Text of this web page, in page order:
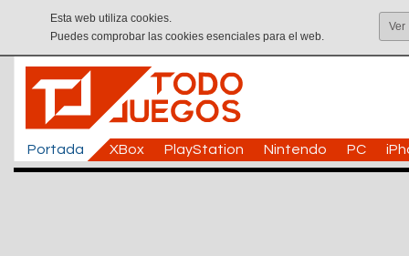
Esta web utiliza cookies.
Puedes comprobar las cookies esenciales para el web.
Ver
Portada XBox PlayStation Nintendo PC